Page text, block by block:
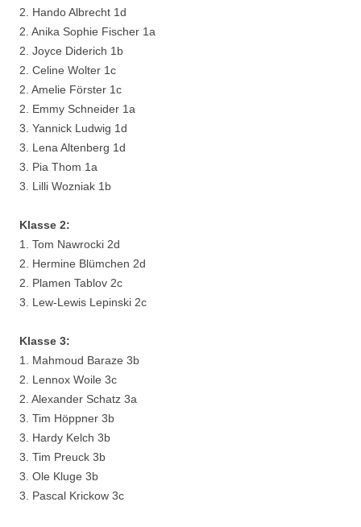
2. Hando Albrecht 1d
2. Anika Sophie Fischer 1a
2. Joyce Diderich 1b
2. Celine Wolter 1c
2. Amelie Förster 1c
2. Emmy Schneider 1a
3. Yannick Ludwig 1d
3. Lena Altenberg 1d
3. Pia Thom 1a
3. Lilli Wozniak 1b
Klasse 2:
1. Tom Nawrocki 2d
2. Hermine Blümchen 2d
2. Plamen Tablov 2c
3. Lew-Lewis Lepinski 2c
Klasse 3:
1. Mahmoud Baraze 3b
2. Lennox Woile 3c
2. Alexander Schatz 3a
3. Tim Höppner 3b
3. Hardy Kelch 3b
3. Tim Preuck 3b
3. Ole Kluge 3b
3. Pascal Krickow 3c